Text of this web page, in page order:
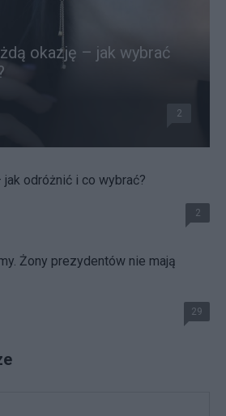
okazję – jak wybrać
2
jak odróżnić i co wybrać?
2
Żony prezydentów nie mają
29